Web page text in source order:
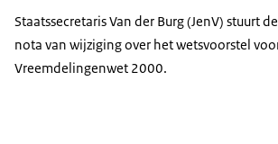
Staatssecretaris Van der Burg (JenV) stuurt
nota van wijziging over het wetsvoorstel
Vreemdelingenwet 2000.